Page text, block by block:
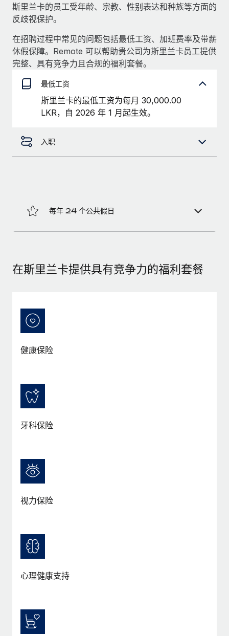
简化候选人筛选流程
防范合规风险
设备管理
实体设立
快速建立合规实体
人员调配与搬迁
轻松搬迁员工
Cultivating a Thriving Remote-First Culture in
At a glance Discover the evolution of TheyDo, a pioneering
journey management platform that has...
了解更多
Reverse Tech's strategic partnership with
Reverse Tech at a glance Health and wellness startup,
查看全部资源
博客
Why owned entities are key to maintaining
As the global workforce continues to expand in response
to the demands of today’s labor market, the...
斯里兰卡的员工受年龄、宗教、性别表达和种族等方面的
反歧视保护。
在招聘过程中常见的问题包括最低工资、加班费率及带薪
休假保障。Remote 可以帮助贵公司为斯里兰卡员工提供
完整、具有竞争力且合规的福利套餐。
最低工资
斯里兰卡的最低工资为每月 30,000.00
LKR，自 2026 年 1 月起生效。
入职
每年 24 个公共假日
在斯里兰卡提供具有竞争力的福利套餐
健康保险
牙科保险
视力保险
心理健康支持